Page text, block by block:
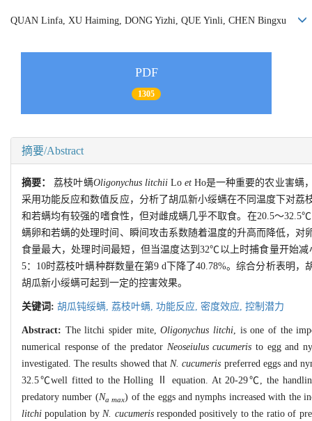
QUAN Linfa, XU Haiming, DONG Yizhi, QUE Yinli, CHEN Bingxu
PDF
1305
摘要/Abstract
摘要：荔枝叶螨Oligonychus litchiiLo etHo是一种重要的农业害螨
采用功能反应和数值反应，分析了胡瓜新小绥螨在不同温度下对
和若螨均有较强的嗜食性，但对雌成螨几乎不取食。在20.5～
螨卵和若螨的处理时间、瞬间攻击系数随着温度的升高而降低，
食量最大，处理时间最短，但当温度达到32℃以上时捕食量开始
5：10时荔枝叶螨种群数量在第9 d下降了40.78%。综合分析表明
胡瓜新小绥螨可起到一定的控害效果。
关键词: 胡瓜钝绥螨, 荔枝叶螨, 功能反应, 密度效应, 控制潜力
Abstract: The litchi spider mite,Oligonychus litchi, is one of the
numerical response of the predator Neoseiulus cucumeris to egg and
investigated. The results showed thatN. cucumeris preferred eggs and
32.5℃well fitted to the Holling Ⅱ equation. At 20-29℃, the
predatory number (Na max) of the eggs and nymphs increased with the
litchi population byN. cucumerisresponded positively to the ratio of